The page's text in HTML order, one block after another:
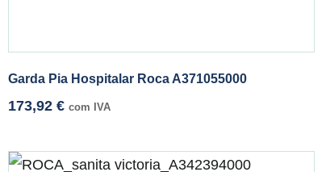
Garda Pia Hospitalar Roca A371055000
173,92 € com IVA